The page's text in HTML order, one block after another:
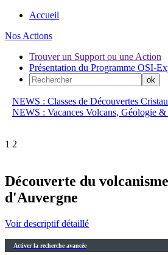
Accueil
Nos Actions
Trouver un Support ou une Action
Présentation du Programme OSI-
NEWS : Classes de Découvertes
NEWS : Vacances Volcans, Géologie
1 2
Découverte du
d'Auvergne
Voir descriptif détaillé
Activer la recherche avancée